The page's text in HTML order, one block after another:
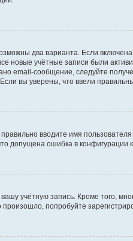
два варианта. Если
новые учётные записи были
email-сообщение, следуйте
вы уверены, что ввели
вводите имя
допущена ошибка в
учётную запись. Кроме того,
попробуйте